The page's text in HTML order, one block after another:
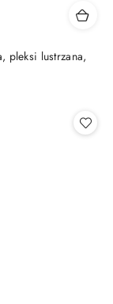
pleksi lustrzana,